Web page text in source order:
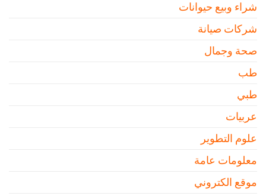
شراء وبيع حيوانات
شركات صيانة
صحة وجمال
طب
طبي
عربيات
علوم التطوير
معلومات عامة
موقع الكتروني